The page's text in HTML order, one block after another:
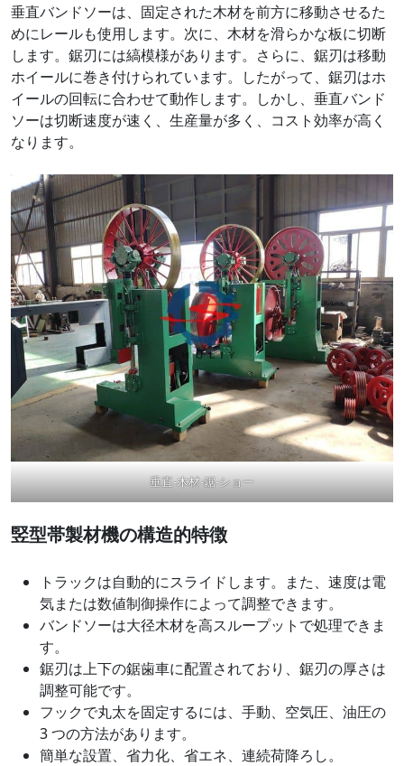
垂直バンドソーは、固定された木材を前方に移動させるた
めにレールも使用します。次に、木材を滑らかな板に切断
します。鋸刃には縞模様があります。さらに、鋸刃は移動
ホイールに巻き付けられています。したがって、鋸刃はホ
イールの回転に合わせて動作します。しかし、垂直バンド
ソーは切断速度が速く、生産量が多く、コスト効率が高く
なります。
垂直-木材-鋸-ショー
竪型帯製材機の構造的特徴
トラックは自動的にスライドします。また、速度は電
気または数値制御操作によって調整できます。
バンドソーは大径木材を高スループットで処理できま
す。
鋸刃は上下の鋸歯車に配置されており、鋸刃の厚さは
調整可能です。
フックで丸太を固定するには、手動、空気圧、油圧の
3 つの方法があります。
簡単な設置、省力化、省エネ、連続荷降ろし。